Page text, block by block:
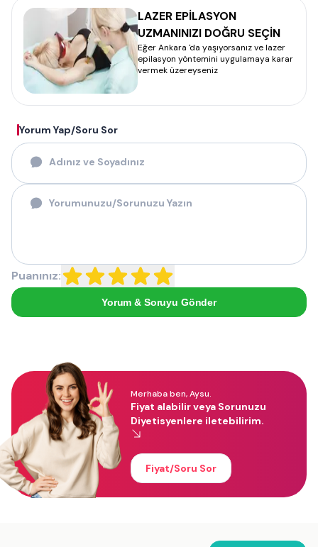
LAZER EPİLASYON
UZMANINIZI DOĞRU SEÇİN
Eğer Ankara 'da yaşıyorsanız ve lazer
epilasyon yöntemini uygulamaya karar
vermek üzereyseniz
Yorum Yap/Soru Sor
Puanınız:
Yorum & Soruyu Gönder
Merhaba ben, Aysu.
Fiyat alabilir veya Sorunuzu
Diyetisyenlere iletebilirim.
Fiyat/Soru Sor